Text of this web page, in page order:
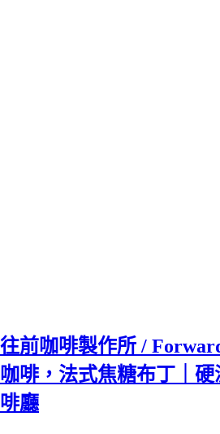
往前咖啡製作所 /
咖啡，法式焦糖布丁｜
啡廳